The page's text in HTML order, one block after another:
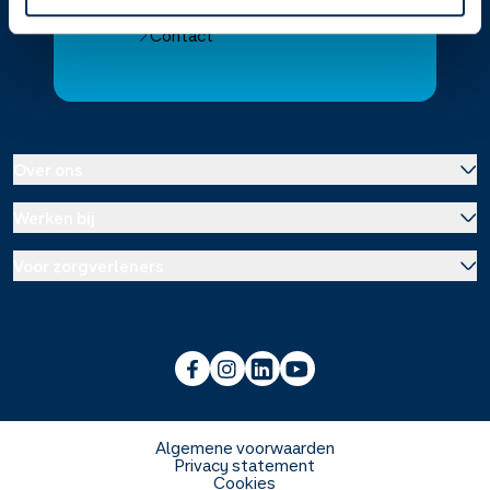
Contact
Franchise informatie
Voorlichting scholen
Algemene voorwaarden
Privacy statement
Cookies